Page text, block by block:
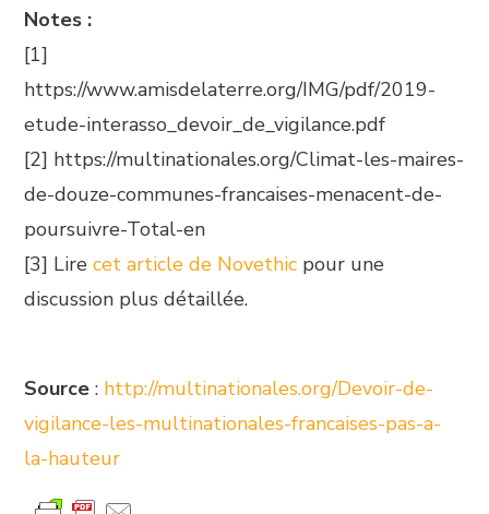
Notes :
[1]
https://www.amisdelaterre.org/IMG/pdf/2019-
etude-interasso_devoir_de_vigilance.pdf
[2] https://multinationales.org/Climat-les-maires-
de-douze-communes-francaises-menacent-de-
poursuivre-Total-en
[3] Lirecet article de Novethic pour une
discussion plus détaillée.
Source : http://multinationales.org/Devoir-de-
vigilance-les-multinationales-francaises-pas-a-
la-hauteur